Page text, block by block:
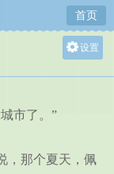
首页
设置
市了。”
那个夏天，佩